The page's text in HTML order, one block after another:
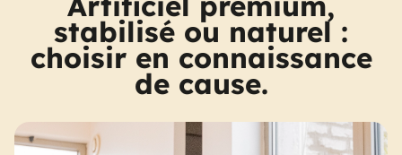
stabilisé ou naturel :
choisir en connaissance
de cause.